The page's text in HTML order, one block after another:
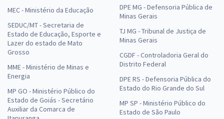
MEC - Ministério da Educação
SEDUC/MT - Secretaria de
Estado de Educação, Esporte e
Lazer do estado de Mato
Grosso
MME - Ministério de Minas e
Energia
MP GO - Ministério Público do
Estado de Goiás - Secretário
Auxiliar da Comarca de
DPE MG - Defensoria Pública de
Minas Gerais
TJ MG - Tribunal de Justiça de
Minas Gerais
CGDF - Controladoria Geral do
Distrito Federal
DPE RS - Defensoria Pública do
Estado do Rio Grande do Sul
MP SP - Ministério Público do
Estado de São Paulo